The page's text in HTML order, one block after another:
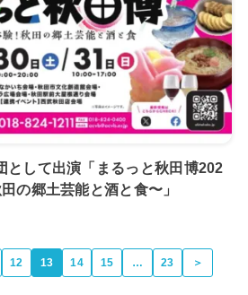
として出演「まるっと秋田博202
の郷土芸能と酒と食〜」
12 13 14 15 … 23 ＞